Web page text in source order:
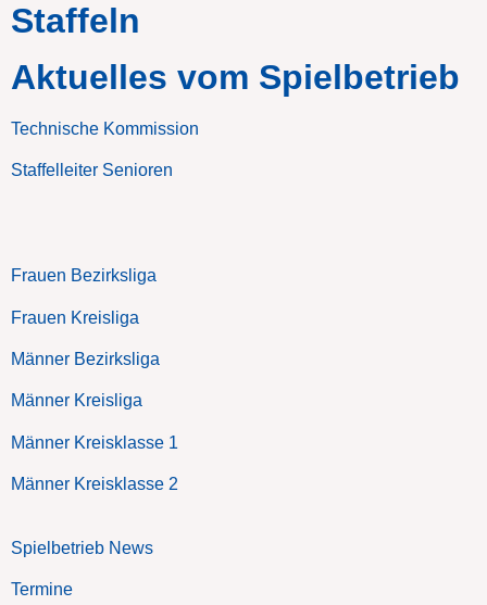
Staffeln
Aktuelles vom Spielbetrieb
Technische Kommission
Staffelleiter Senioren
Frauen Bezirksliga
Frauen Kreisliga
Männer Bezirksliga
Männer Kreisliga
Männer Kreisklasse 1
Männer Kreisklasse 2
Spielbetrieb News
Termine